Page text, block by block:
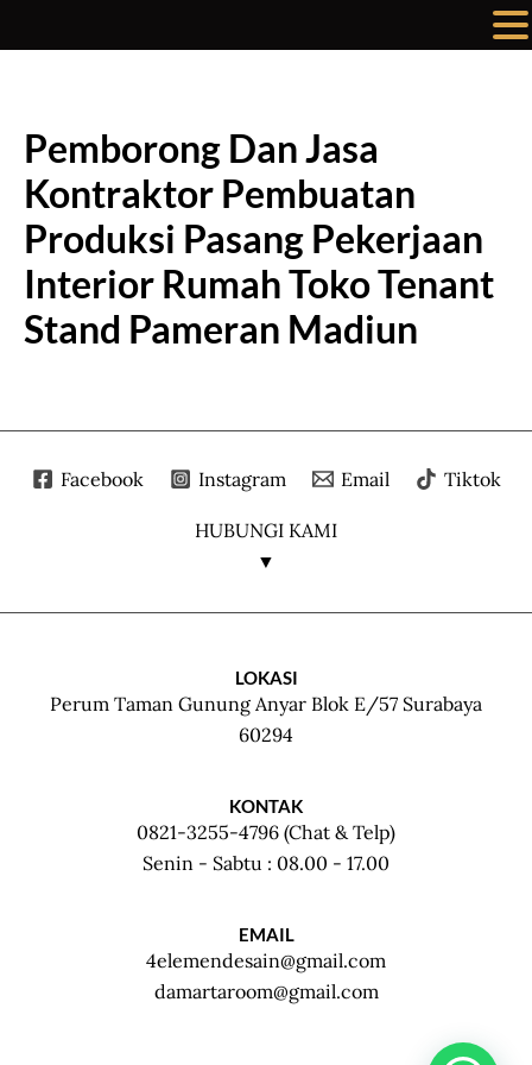
Pemborong Dan Jasa
Kontraktor Pembuatan
Produksi Pasang Pekerjaan
Interior Rumah Toko Tenant
Stand Pameran Madiun
Facebook Instagram Email Tiktok
HUBUNGI KAMI
▼
LOKASI
Perum Taman Gunung Anyar Blok E/57 Surabaya
60294
KONTAK
0821-3255-4796 (Chat & Telp)
Senin - Sabtu : 08.00 - 17.00
EMAIL
4elemendesain@gmail.com
damartaroom@gmail.com